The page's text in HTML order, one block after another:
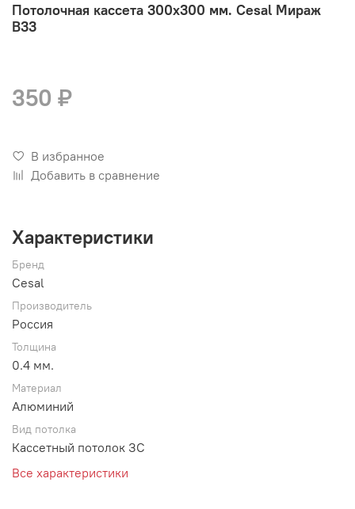
Потолочная кассета 300х300 мм. Cesal Мираж
В33
350 ₽
В избранное
Добавить в сравнение
Характеристики
Бренд
Cesal
Производитель
Россия
Толщина
0.4 мм.
Материал
Алюминий
Вид потолка
Кассетный потолок ЗС
Все характеристики